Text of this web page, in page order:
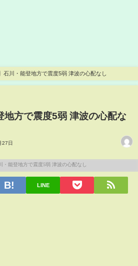
【速報】石川・能登地方で震度5弱 津波の心配なし
地方で震度5弱 津波の心配な
27日
LINE